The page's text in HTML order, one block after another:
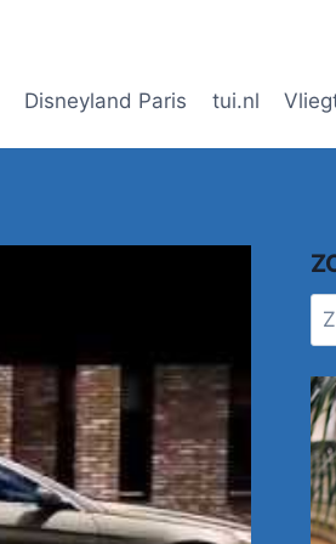
Disneyland Paris tui.nl